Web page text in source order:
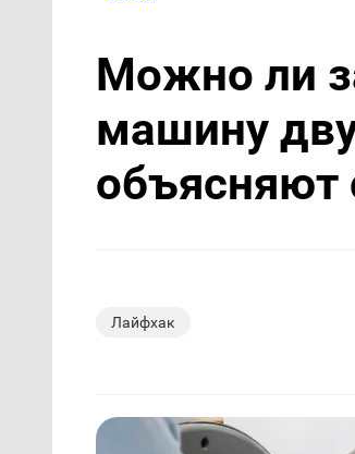
Можно ли
машину
объясняют
Лайфхак